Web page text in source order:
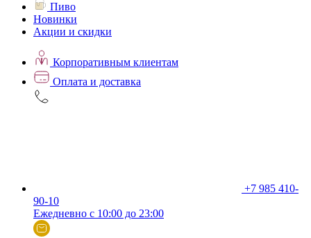
Пиво
Новинки
Акции и скидки
Корпоративным клиентам
Оплата и доставка
+7 985 410-
90-10
Ежедневно с 10:00 до 23:00